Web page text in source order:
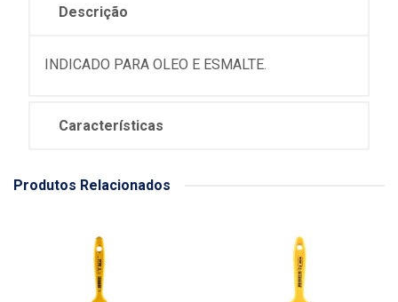
Descrição
INDICADO PARA OLEO E ESMALTE.
Características
Produtos Relacionados